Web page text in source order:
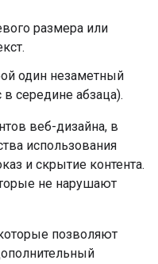
размера или
один незаметный
середине абзаца).
веб-дизайна, в
использования
и скрытие контента.
не нарушают
позволяют